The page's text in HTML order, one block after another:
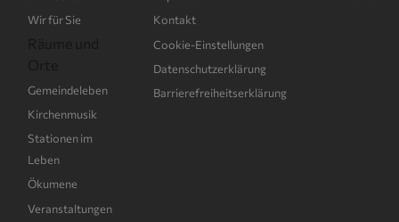
Wir für Sie
Gemeindeleben
Kirchenmusik
Stationen im
Leben
Ökumene
Veranstaltungen
Kontakt
Cookie-Einstellungen
Datenschutzerklärung
Barrierefreiheitserklärung